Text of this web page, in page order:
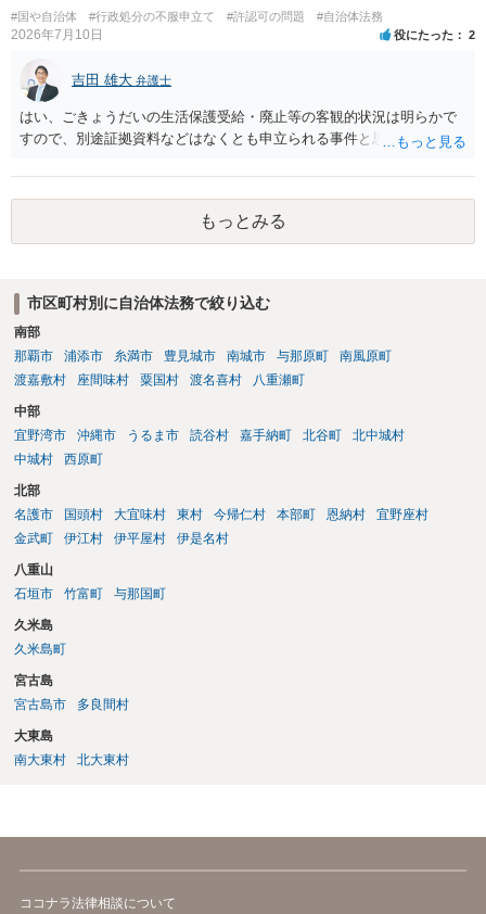
すが、一般論としては、ホームページ上の自動計算シートはあくまで
参考の情報であり、何か手続きをするさいに具体的に算定することに
録」に該当しないと考えられます。 なお、刑法１６１条の２は「人の
事務処理を誤らせる目的で、」という要件がかかっているため、当該
目的を欠く場合は刑法１６１条の２に該当しません。
#国や自治体 #行政処分の不服申立て #許認可の問題 #自治体法務
2026年7月10日 役にたった 2
吉田 雄大 弁護士
はい、ごきょうだいの生活保護受給・廃止等の客観的状況は明らかで
すので、別途証拠資料などはなくとも申立られる事件と思います。
もっとみる
市区町村別に自治体法務で絞り込む
南部
那覇市
浦添市 糸満市 豊見城市 南城市 与那原町
南風原町
渡嘉敷村
座間味村 粟国村 渡名喜村 八重瀬町
中部
宜野湾市
沖縄市 うるま市 読谷村 嘉手納町 北谷町
北中城村
中城村
西原町
北部
名護市
国頭村 大宜味村 東村 今帰仁村 本部町 恩納村
宜野座村
金武町
伊江村 伊平屋村 伊是名村
八重山
石垣市
竹富町 与那国町
久米島
久米島町
宮古島
宮古島市
多良間村
大東島
南大東村
北大東村
ココナラ法律相談について